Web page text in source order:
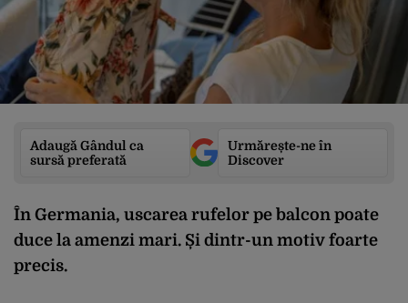
Adaugă Gândul ca
sursă preferată
Urmărește-ne în
Discover
În Germania, uscarea rufelor pe balcon poate
duce la amenzi mari. Și dintr-un motiv foarte
precis.